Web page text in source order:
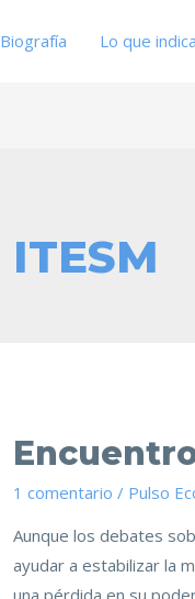
Biografía Lo que
ITESM
1 comentario / Pulso
Aunque los debates
ayudar a estabilizar la